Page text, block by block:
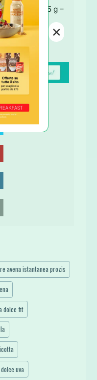
Proteine 5,5 g –
i tastini
avena istantanea prozis
dolce fit
uva
×